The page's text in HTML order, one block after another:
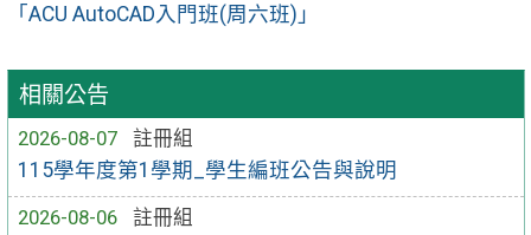
相關公告
2026-08-07
註冊組
115學年度第1學期_學生編班公告與說明
2026-08-06
註冊組
「ACU AutoCAD入門班(周六班)」